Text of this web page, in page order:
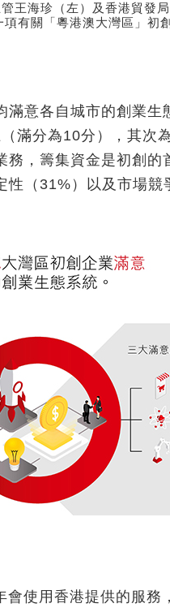
王海珍（左）及香港貿發
有關「粵港澳大灣區」初
滿意各自城市的創業
滿分為10分），其次
，籌集資金是初創的
（31%）以及市場競
使用香港提供的服務